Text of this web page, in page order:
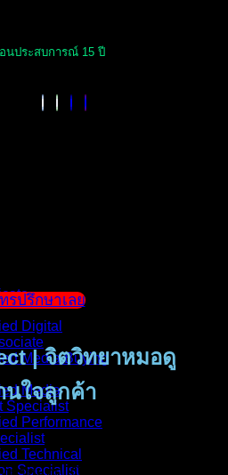
นประสบการณ์ 15 ปี
Digital
Media Buying
Media
Specialist
Performance
Technical
Specialist
รปรึกษาเลย
| จิตวิทยาหมอดู
ใจลูกค้า